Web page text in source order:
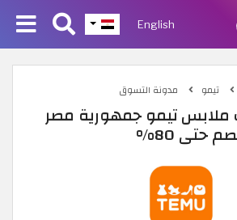
English
تيمو مدونة التسوق
تيمو جمهورية مصر